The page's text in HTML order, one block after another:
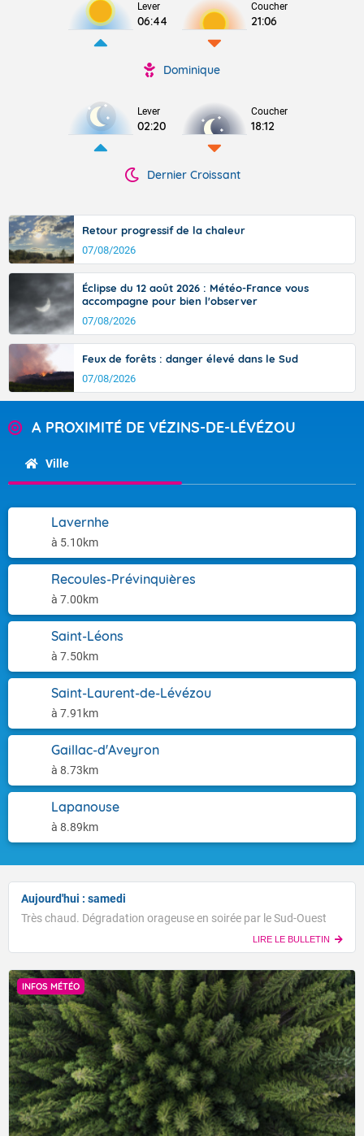
Lever
06:44
Coucher
21:06
Dominique
Lever
02:20
Coucher
18:12
Dernier Croissant
Retour progressif de la chaleur
07/08/2026
Éclipse du 12 août 2026 : Météo-France vous
accompagne pour bien l'observer
07/08/2026
Feux de forêts : danger élevé dans le Sud
07/08/2026
A PROXIMITÉ DE VÉZINS-DE-LÉVÉZOU
Ville
Lavernhe
à 5.10km
Recoules-Prévinquières
à 7.00km
Saint-Léons
à 7.50km
Saint-Laurent-de-Lévézou
à 7.91km
Gaillac-d'Aveyron
à 8.73km
Lapanouse
à 8.89km
Aujourd'hui : samedi
Très chaud. Dégradation orageuse en soirée par le Sud-Ouest
LIRE LE BULLETIN
INFOS MÉTÉO